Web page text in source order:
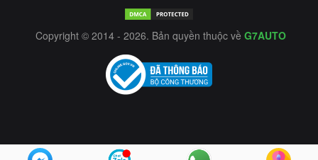
Copyright © 2014 - 2026. Bản quyền thuộc về G7AUTO